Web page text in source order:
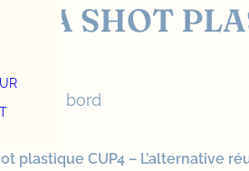
A SHOT
5cl Ras bord
plastique CUP4 – L’alternative